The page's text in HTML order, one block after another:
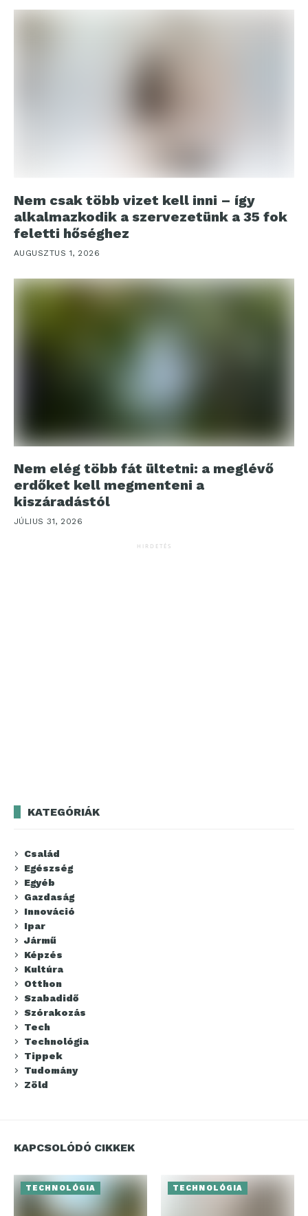
Nem csak több vizet kell inni – így
alkalmazkodik a szervezetünk a 35 fok
feletti hőséghez
AUGUSZTUS 1, 2026
Nem elég több fát ültetni: a meglévő
erdőket kell megmenteni a
kiszáradástól
JÚLIUS 31, 2026
HIRDETÉS
KATEGÓRIÁK
Család
Egészség
Egyéb
Gazdaság
Innováció
Ipar
Jármű
Képzés
Kultúra
Otthon
Szabadidő
Szórakozás
Tech
Technológia
Tippek
Tudomány
Zöld
KAPCSOLÓDÓ CIKKEK
TECHNOLÓGIA TECHNOLÓGIA